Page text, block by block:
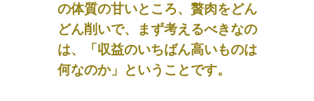
の体質の甘いところ、贅肉をどん
どん削いで、まず考えるべきなの
は、「収益のいちばん高いものは
何なのか」ということです。